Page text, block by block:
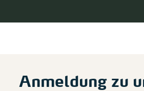
Anmeldung zu